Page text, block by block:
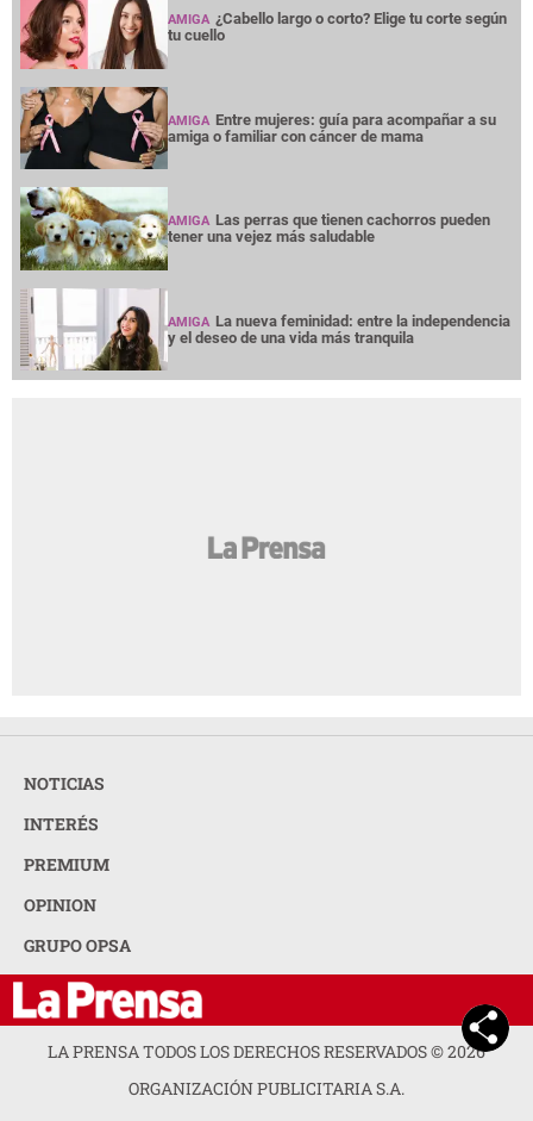
AMIGA ¿Cabello largo o corto? Elige tu corte según
tu cuello
AMIGA Entre mujeres: guía para acompañar a su
amiga o familiar con cáncer de mama
AMIGA Las perras que tienen cachorros pueden
tener una vejez más saludable
AMIGA La nueva feminidad: entre la independencia
y el deseo de una vida más tranquila
NOTICIAS
INTERÉS
PREMIUM
OPINION
GRUPO OPSA
LA PRENSA TODOS LOS DERECHOS RESERVADOS ©2026
ORGANIZACIÓN PUBLICITARIA S.A.